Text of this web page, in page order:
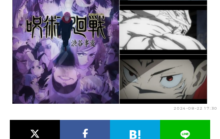
最新記事一覧
アニメ記事一覧 声優記事一覧
アニメ映画一覧 実写化映画一覧
今期アニメ曜日別一覧
春アニメ 夏アニメ
男性声優/女性声優一覧
2024-08-22 17:30